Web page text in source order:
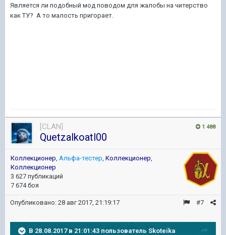
Является ли подобный мод поводом для жалобы на читерство
как ТУ? А то малость пригорает.
1 488
[CLAN]
Quetzalkoatl00
Коллекционер Альфа-тестер Коллекционер
Коллекционер
3 627 публикаций
7 674 боя
#7
Опубликовано: 28 авг 2017, 21:19:17
В 28.08.2017 в 21:01:43 пользователь Skoteika